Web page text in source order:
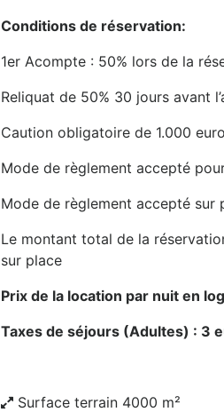
Conditions de réservation:
1er Acompte : 50% lors de la
Reliquat de 50% 30 jours avant
Caution obligatoire de 1.000
Mode de règlement accepté
Mode de règlement accepté sur
Le montant total de la
sur place
Prix de la location par nuit en
Taxes de séjours (Adultes) : 3
Surface terrain 4000 m²